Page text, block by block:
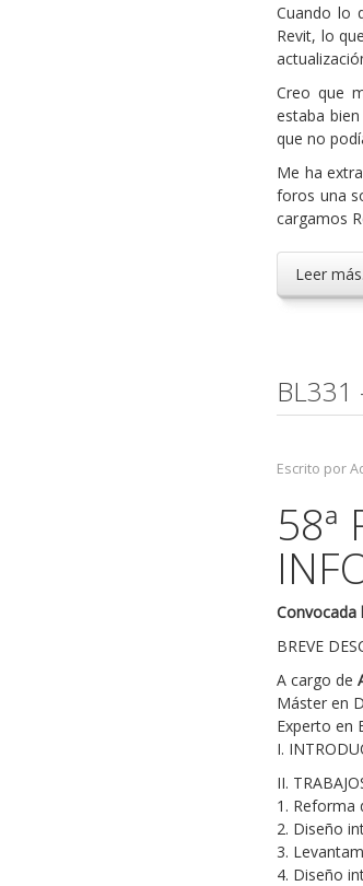
Cuando lo
Revit, lo
Creo que
estaba
que no
Me ha
foros una
cargamos
Leer
BL331
Escrito por
58ª
BREVE
A cargo de
Máster en
Experto en
I.
II.
1. Reforma
2. Diseño
3.
4. Diseño